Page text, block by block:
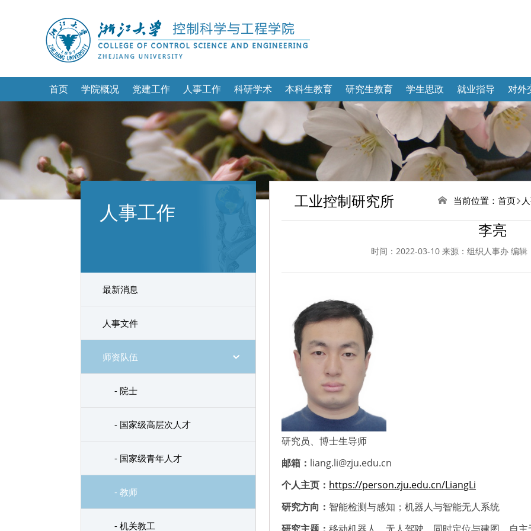
首页 学院概况 党建工作 人事工作 科研学术 本科生教育 研究生教育 学生思政 就业指导 对外
人事工作
最新消息
人事文件
师资队伍
- 院士
- 国家级高层次人才
- 国家级青年人才
- 教师
- 机关教工
工业控制研究所 当前位置： 首页
李亮
时间：2022-03-10 来源：组织人事办 编辑
研究员、博士生导师
邮箱： liang.li@zju.edu.cn
个人主页： https://person.zju.edu.cn/LiangLi
研究方向： 智能检测与感知；机器人与智能无人系统